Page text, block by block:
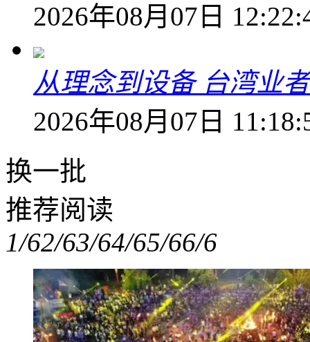
2026年08月07日
从理念到设备 台湾业
2026年08月07日
换一批
推荐阅读
1/62/63/64/65/66/6